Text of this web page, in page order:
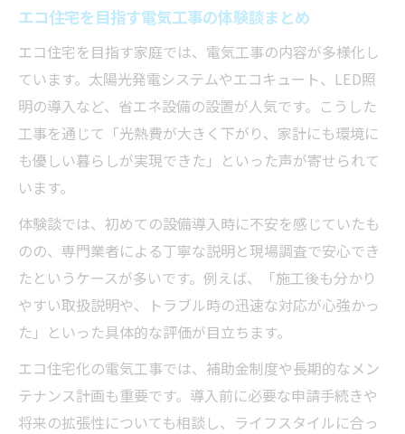
エコ住宅を目指す電気工事の体験談まとめ
エコ住宅を目指す家庭では、電気工事の内容が多様化し
ています。太陽光発電システムやエコキュート、LED照
明の導入など、省エネ設備の設置が人気です。こうした
工事を通じて「光熱費が大きく下がり、家計にも環境に
も優しい暮らしが実現できた」といった声が寄せられて
います。
体験談では、初めての設備導入時に不安を感じていたも
のの、専門業者による丁寧な説明と現場調査で安心でき
たというケースが多いです。例えば、「施工後も分かり
やすい取扱説明や、トラブル時の迅速な対応が心強かっ
た」といった具体的な評価が目立ちます。
エコ住宅化の電気工事では、補助金制度や長期的なメン
テナンス計画も重要です。導入前に必要な申請手続きや
将来の拡張性についても相談し、ライフスタイルに合っ